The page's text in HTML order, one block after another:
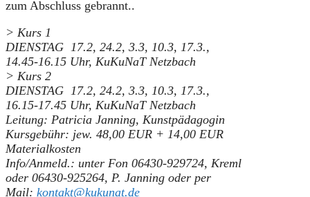
zum Abschluss gebrannt..
> Kurs 1
DIENSTAG 17.2, 24.2, 3.3, 10.3, 17.3.,
14.45-16.15 Uhr, KuKuNaT Netzbach
> Kurs 2
DIENSTAG 17.2, 24.2, 3.3, 10.3, 17.3.,
16.15-17.45 Uhr, KuKuNaT Netzbach
Leitung: Patricia Janning, Kunstpädagogin
Kursgebühr: jew. 48,00 EUR + 14,00 EUR
Materialkosten
Info/Anmeld.: unter Fon 06430-929724, Kreml
oder 06430-925264, P. Janning oder per
Mail: kontakt@kukunat.de